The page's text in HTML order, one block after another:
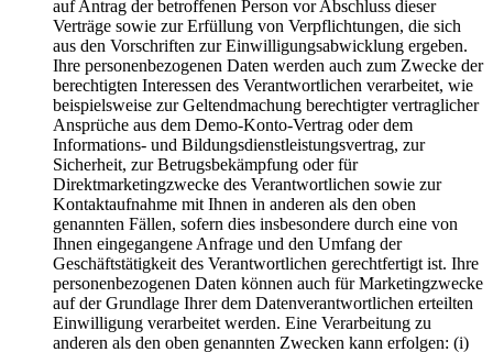
auf Antrag der betroffenen Person vor Abschluss dieser
Verträge sowie zur Erfüllung von Verpflichtungen, die sich
aus den Vorschriften zur Einwilligungsabwicklung ergeben.
Ihre personenbezogenen Daten werden auch zum Zwecke der
berechtigten Interessen des Verantwortlichen verarbeitet, wie
beispielsweise zur Geltendmachung berechtigter vertraglicher
Ansprüche aus dem Demo-Konto-Vertrag oder dem
Informations- und Bildungsdienstleistungsvertrag, zur
Sicherheit, zur Betrugsbekämpfung oder für
Direktmarketingzwecke des Verantwortlichen sowie zur
Kontaktaufnahme mit Ihnen in anderen als den oben
genannten Fällen, sofern dies insbesondere durch eine von
Ihnen eingegangene Anfrage und den Umfang der
Geschäftstätigkeit des Verantwortlichen gerechtfertigt ist. Ihre
personenbezogenen Daten können auch für Marketingzwecke
auf der Grundlage Ihrer dem Datenverantwortlichen erteilten
Einwilligung verarbeitet werden. Eine Verarbeitung zu
anderen als den oben genannten Zwecken kann erfolgen: (i)